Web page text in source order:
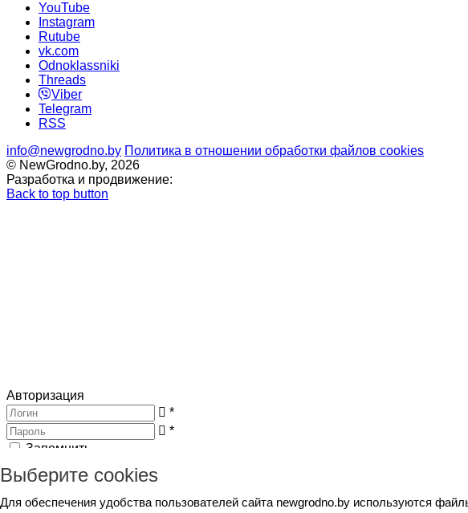
YouTube
Instagram
Rutube
vk.com
Odnoklassniki
Threads
Viber
Telegram
RSS
info@newgrodno.by Политика в отношении обработки файлов cookies
© NewGrodno.by, 2026
Разработка и продвижение:
Back to top button
Авторизация
*
*
Запомнить
Авторизация
Выберите cookies
Для обеспечения удобства пользователей сайта newgrodno.by используются